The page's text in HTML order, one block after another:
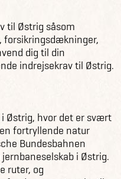
til Østrig såsom
forsikringsdækninger,
dig til din
indrejsekrav til Østrig.
Østrig, hvor det er svært
fortryllende natur
Bundesbahnen
i Østrig.
ruter, og